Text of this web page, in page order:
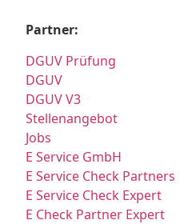
Partner:
DGUV Prüfung
DGUV
DGUV V3
Stellenangebot
Jobs
E Service GmbH
E Service Check Partners
E Service Check Expert
E Check Partner Expert